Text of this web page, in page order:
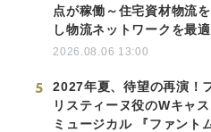
点が稼働～住宅資材物流
し物流ネットワークを最
2026.08.06 13:00
5
2027年夏、待望の再演！
リスティーヌ役のWキャ
ミュージカル 『ファントム